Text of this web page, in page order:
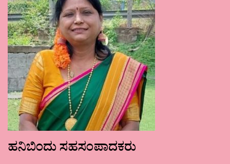
ಹನಿಬಿಂದು ಸಹಸಂಪಾದಕರು